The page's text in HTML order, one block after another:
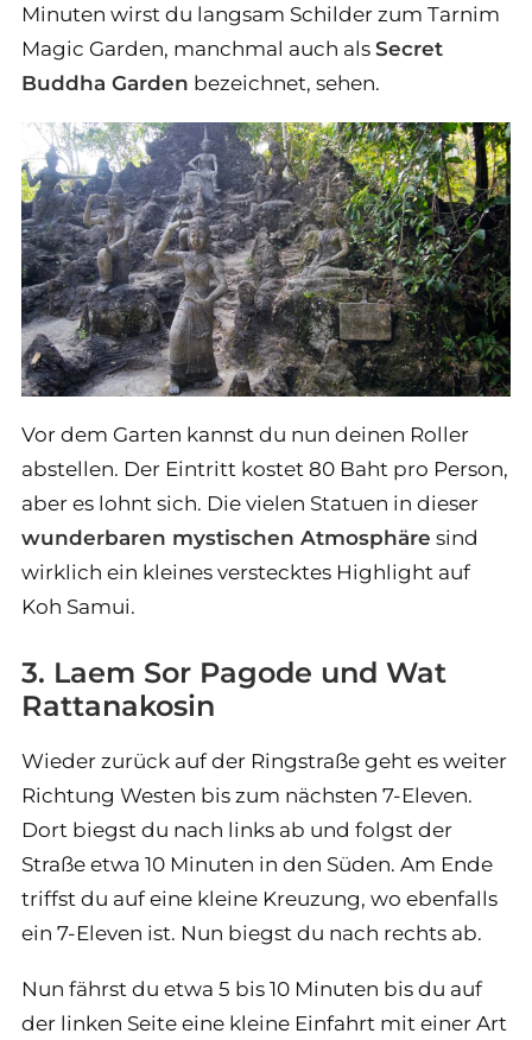
Minuten wirst du langsam Schilder zum Tarnim
Magic Garden, manchmal auch als Secret
Buddha Garden bezeichnet, sehen.
Vor dem Garten kannst du nun deinen Roller
abstellen. Der Eintritt kostet 80 Baht pro Person,
aber es lohnt sich. Die vielen Statuen in dieser
wunderbaren mystischen Atmosphäre sind
wirklich ein kleines verstecktes Highlight auf
Koh Samui.
3. Laem Sor Pagode und Wat
Rattanakosin
Wieder zurück auf der Ringstraße geht es weiter
Richtung Westen bis zum nächsten 7-Eleven.
Dort biegst du nach links ab und folgst der
Straße etwa 10 Minuten in den Süden. Am Ende
triffst du auf eine kleine Kreuzung, wo ebenfalls
ein 7-Eleven ist. Nun biegst du nach rechts ab.
Nun fährst du etwa 5 bis 10 Minuten bis du auf
der linken Seite eine kleine Einfahrt mit einer Art